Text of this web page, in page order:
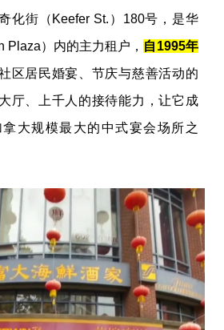
化街（Keefer St.）180号，是华
Plaza）内的主力租户， 自1995年
区居民婚宴、节庆与慈善活动的
厅、上千人的接待能力，让它成
大规模最大的中式宴会场所之